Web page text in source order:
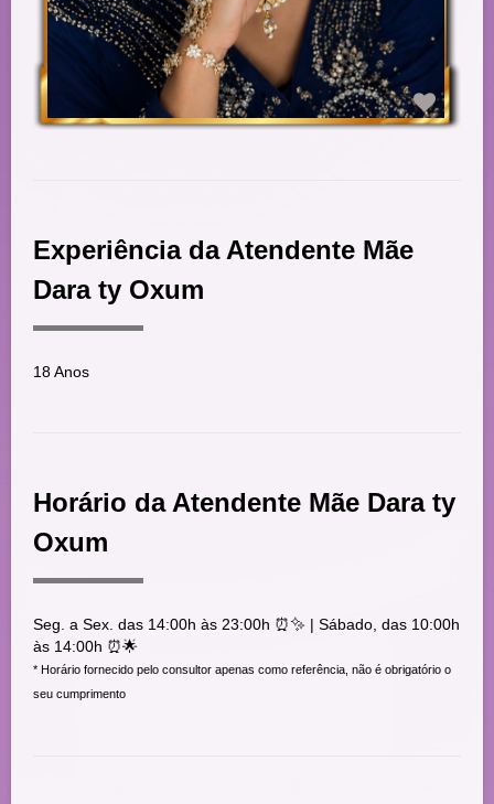
Experiência da Atendente Mãe
Dara ty Oxum
18 Anos
Horário da Atendente Mãe Dara ty
Oxum
Seg. a Sex. das 14:00h às 23:00h ⏰✨ | Sábado, das 10:00h
às 14:00h ⏰🌟
* Horário fornecido pelo consultor apenas como referência, não é obrigatório o
seu cumprimento